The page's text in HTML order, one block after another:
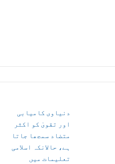
دنیاوی کامیابی
اور تقویٰ کو اکثر
متضاد سمجھا جاتا
ہے، حالانکہ اسلامی
تعلیمات میں